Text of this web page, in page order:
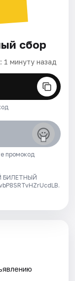
сбор
1 минуту назад
промокод
БИЛЕТНЫЙ